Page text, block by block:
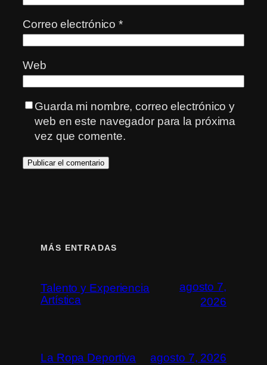
Correo electrónico*
Web
Guarda mi nombre, correo electrónico y
web en este navegador para la próxima
vez que comente.
MÁS ENTRADAS
Talento y Experiencia
Artística
agosto 7,
2026
La Ropa Deportiva agosto 7, 2026